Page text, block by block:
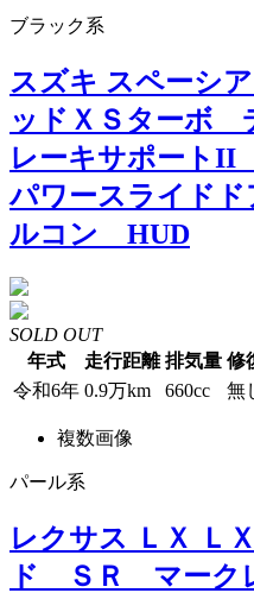
ブラック系
スズキ スペーシ
ッドＸＳターボ
レーキサポート
パワースライド
ルコン HUD
SOLD OUT
年式
走行距離 排気量 修
令和6年 0.9万km 660cc 無
複数画像
パール系
レクサス ＬＸ Ｌ
ド ＳＲ マーク